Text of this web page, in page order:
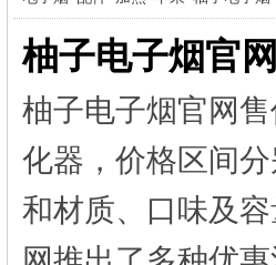
柚子电子烟官
柚子电子烟官网
化器，价格区间
和材质、口味及